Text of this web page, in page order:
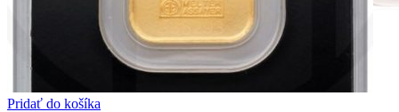
Pridať do košíka